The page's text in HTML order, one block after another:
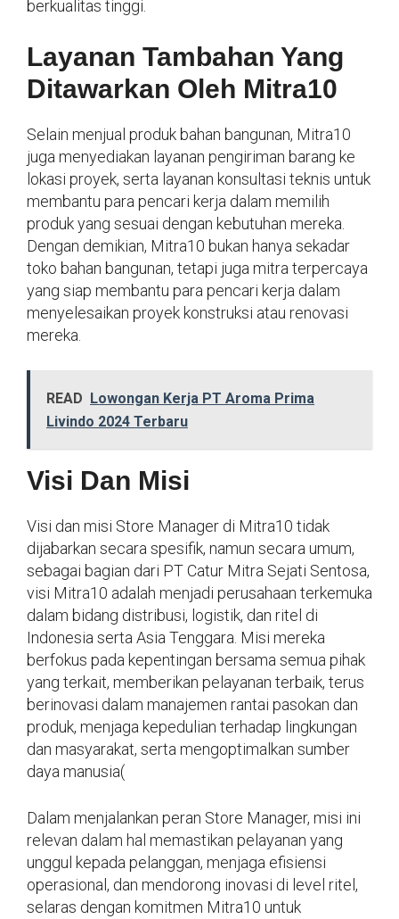
berkualitas tinggi.
Layanan Tambahan Yang
Ditawarkan Oleh Mitra10
Selain menjual produk bahan bangunan, Mitra10
juga menyediakan layanan pengiriman barang ke
lokasi proyek, serta layanan konsultasi teknis untuk
membantu para pencari kerja dalam memilih
produk yang sesuai dengan kebutuhan mereka.
Dengan demikian, Mitra10 bukan hanya sekadar
toko bahan bangunan, tetapi juga mitra terpercaya
yang siap membantu para pencari kerja dalam
menyelesaikan proyek konstruksi atau renovasi
mereka.
READ
Lowongan Kerja PT Aroma Prima
Livindo 2024 Terbaru
Visi Dan Misi
Visi dan misi Store Manager di Mitra10 tidak
dijabarkan secara spesifik, namun secara umum,
sebagai bagian dari PT Catur Mitra Sejati Sentosa,
visi Mitra10 adalah menjadi perusahaan terkemuka
dalam bidang distribusi, logistik, dan ritel di
Indonesia serta Asia Tenggara. Misi mereka
berfokus pada kepentingan bersama semua pihak
yang terkait, memberikan pelayanan terbaik, terus
berinovasi dalam manajemen rantai pasokan dan
produk, menjaga kepedulian terhadap lingkungan
dan masyarakat, serta mengoptimalkan sumber
daya manusia​(
Dalam menjalankan peran Store Manager, misi ini
relevan dalam hal memastikan pelayanan yang
unggul kepada pelanggan, menjaga efisiensi
operasional, dan mendorong inovasi di level ritel,
selaras dengan komitmen Mitra10 untuk